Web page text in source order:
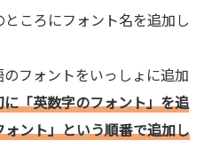
ところにフォント名を追加し
フォントをいっしょに追加
「英数字のフォント」を追
ント」という順番で追加し